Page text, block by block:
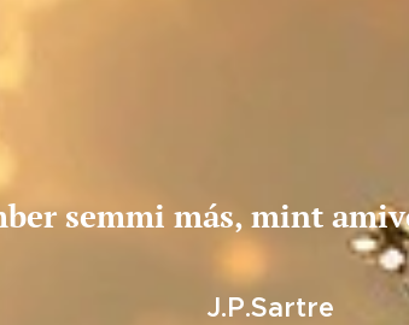
semmi más, mint
J.P.Sartre